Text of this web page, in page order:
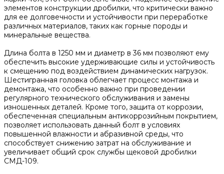
элементов конструкции дробилки, что критически важно
для ее долговечности и устойчивости при переработке
различных материалов, таких как горные породы и
минеральные вещества.
Длина болта в 1250 мм и диаметр в 36 мм позволяют ему
обеспечить высокие удерживающие силы и устойчивость
к смещению под воздействием динамических нагрузок.
Шестигранная головка облегчает процесс монтажа и
демонтажа, что особенно важно при проведении
регулярного технического обслуживания и замены
изношенных деталей. Кроме того, защита от коррозии,
обеспеченная специальным антикоррозийным покрытием,
позволяет использовать данный болт в условиях
повышенной влажности и абразивной среды, что
способствует снижению затрат на обслуживание и
увеличивает общий срок службы щековой дробилки
СМД-109.